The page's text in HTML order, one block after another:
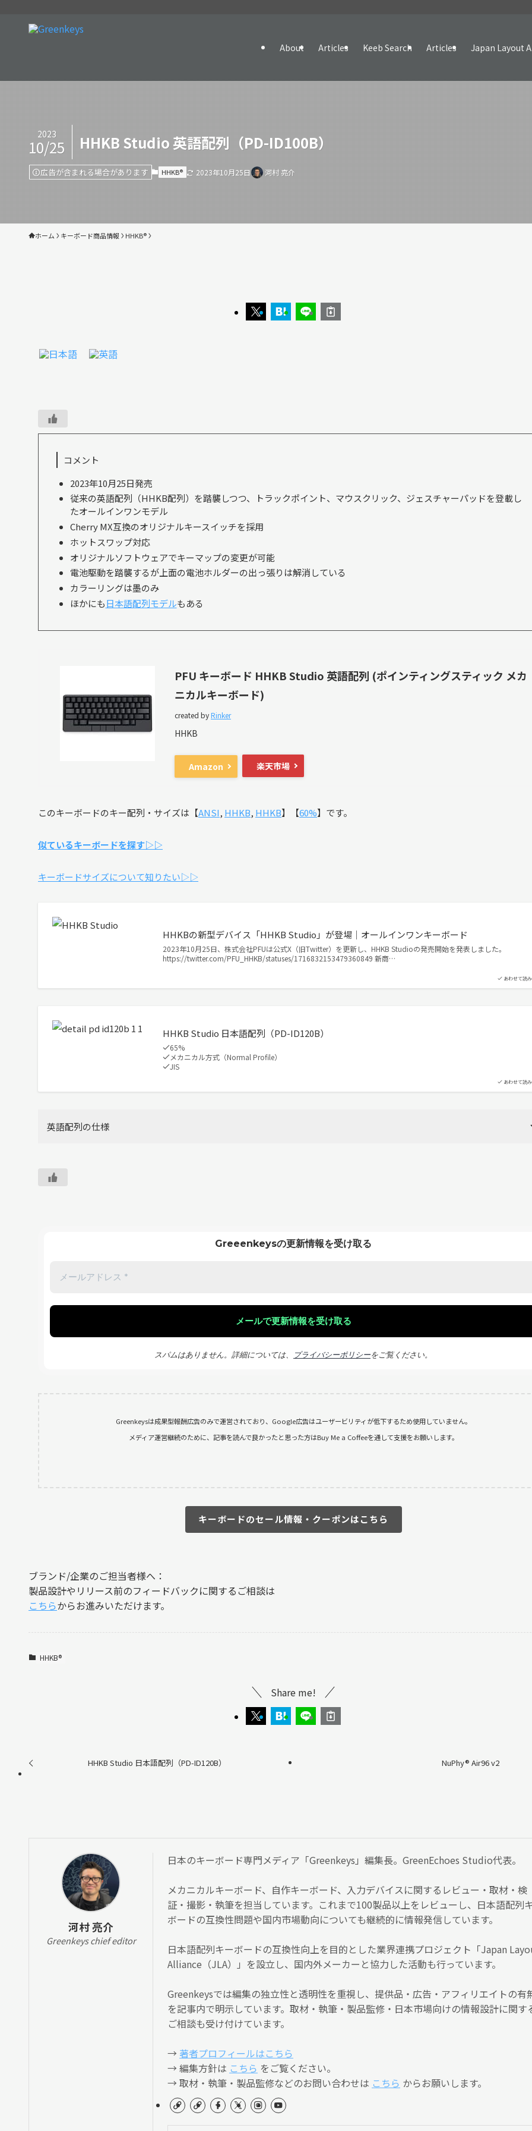
About Articles Keeb Search Articles Japan Layout
HHKB Studio 英語配列（PD-ID100B）
2023
10/25
広告が含まれる場合があります HHKB®︎ 2023年10月25日 河村 亮介
ホーム キーボード商品情報 HHKB®︎
コメント
2023年10月25日発売
従来の英語配列（HHKB配列）を踏襲しつつ、トラックポイント、マウスクリック、ジェスチャーパッドを登載し
たオールインワンモデル
Cherry MX互換のオリジナルキースイッチを採用
ホットスワップ対応
オリジナルソフトウェアでキーマップの変更が可能
電池駆動を踏襲するが上面の電池ホルダーの出っ張りは解消している
カラーリングは墨のみ
ほかにも日本語配列モデルもある
PFU キーボード HHKB Studio 英語配列 (ポインティングスティック メカ
ニカルキーボード)
created byRinker
HHKB
Amazon 楽天市場
このキーボードのキー配列・サイズは【ANSI, HHKB, HHKB】【60%】です。
似ているキーボードを探す▷▷
キーボードサイズについて知りたい▷▷
あわせて読
HHKBの新型デバイス「HHKB Studio」が登場｜オールインワンキーボード
2023年10月25日、株式会社PFUは公式X（旧Twitter）を更新し、HHKB Studioの発売開始を発表しました。
https://twitter.com/PFU_HHKB/statuses/1716832153479360849 新商…
あわせて読
HHKB Studio 日本語配列（PD-ID120B）
65%
メカニカル方式（Normal Profile）
JIS
英語配列の仕様
Greeenkeysの更新情報を受け取る
スパムはありません。詳細については、 プライバシーポリシーをご覧ください。
Greenkeysは成果型報酬広告のみで運営されており、Google広告はユーザービリティが低下するため使用していません。
メディア運営継続のために、記事を読んで良かったと思った方はBuy Me a Coffeeを通して支援をお願いします。
キーボードのセール情報・クーポンはこちら
ブランド/企業のご担当者様へ：
製品設計やリリース前のフィードバックに関するご相談は
こちらからお進みいただけます。
HHKB®︎
Share me!
HHKB Studio 日本語配列（PD-ID120B） NuPhy®︎ Air96 v2
河村 亮介
Greenkeys chief editor
日本のキーボード専門メディア「Greenkeys」編集長。GreenEchoes Studio代表。
メカニカルキーボード、自作キーボード、入力デバイスに関するレビュー・取材・検
証・撮影・執筆を担当しています。これまで100製品以上をレビューし、日本語配列
ボードの互換性問題や国内市場動向についても継続的に情報発信しています。
日本語配列キーボードの互換性向上を目的とした業界連携プロジェクト「Japan
Alliance（JLA）」を設立し、国内外メーカーと協力した活動も行っています。
Greenkeysでは編集の独立性と透明性を重視し、提供品・広告・アフィリエイトの有
を記事内で明示しています。取材・執筆・製品監修・日本市場向けの情報設計に関す
ご相談も受け付けています。
→ 著者プロフィールはこちら
→ 編集方針は こちら をご覧ください。
→ 取材・執筆・製品監修などのお問い合わせは こちら からお願いします。